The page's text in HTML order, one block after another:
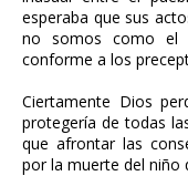
esperaba que sus
no somos como el
conforme a los
Ciertamente Dios
protegería de todas
que afrontar las
por la muerte del niño